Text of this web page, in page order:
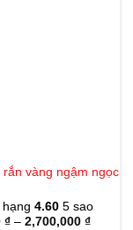
vàng ngậm ngọc
4.605 sao
₫– 2,700,000 ₫